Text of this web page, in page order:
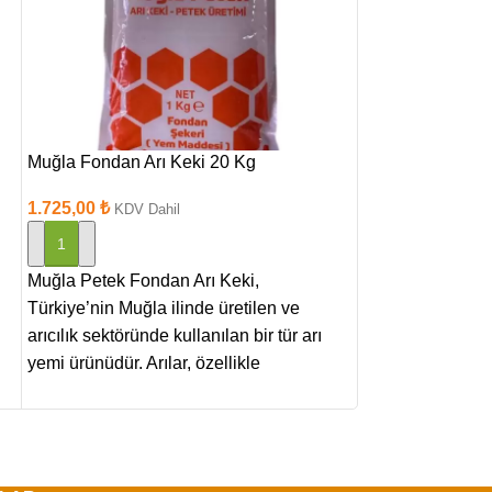
Muğla Fondan Arı Keki 20 Kg
1.725,00 ₺ KDV Dahil
SEPETE EKLE
Muğla Petek Fondan Arı Keki,
Türkiye’nin Muğla ilinde üretilen ve
arıcılık sektöründe kullanılan bir tür arı
yemi ürünüdür. Arılar, özellikle